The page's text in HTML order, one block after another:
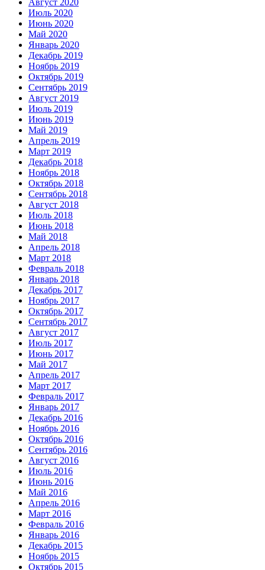
Июль 2020
Июнь 2020
Май 2020
Январь 2020
Декабрь 2019
Ноябрь 2019
Октябрь 2019
Сентябрь 2019
Август 2019
Июль 2019
Июнь 2019
Май 2019
Апрель 2019
Март 2019
Декабрь 2018
Ноябрь 2018
Октябрь 2018
Сентябрь 2018
Август 2018
Июль 2018
Июнь 2018
Май 2018
Апрель 2018
Март 2018
Февраль 2018
Январь 2018
Декабрь 2017
Ноябрь 2017
Октябрь 2017
Сентябрь 2017
Август 2017
Июль 2017
Июнь 2017
Май 2017
Апрель 2017
Март 2017
Февраль 2017
Январь 2017
Декабрь 2016
Ноябрь 2016
Октябрь 2016
Сентябрь 2016
Август 2016
Июль 2016
Июнь 2016
Май 2016
Апрель 2016
Март 2016
Февраль 2016
Январь 2016
Декабрь 2015
Ноябрь 2015
Октябрь 2015